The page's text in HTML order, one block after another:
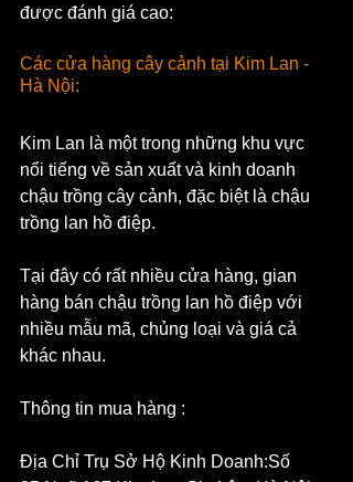
được đánh giá cao:
Các cửa hàng cây cảnh tại Kim Lan -
Hà Nội:
Kim Lan là một trong những khu vực
nổi tiếng về sản xuất và kinh doanh
chậu trồng cây cảnh, đặc biệt là chậu
trồng lan hồ điệp.
Tại đây có rất nhiều cửa hàng, gian
hàng bán chậu trồng lan hồ điệp với
nhiều mẫu mã, chủng loại và giá cả
khác nhau.
Thông tin mua hàng :
Địa Chỉ Trụ Sở Hộ Kinh Doanh:Số